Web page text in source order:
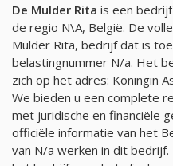
De Mulder Rita is een
de regio N\A, België. De
Mulder Rita, bedrijf dat is
belastingnummer N/a. Het
zich op het adres: Koningin
We bieden u een complete
met juridische en financiële
officiële informatie van het
van N/a werken in dit bedrijf.